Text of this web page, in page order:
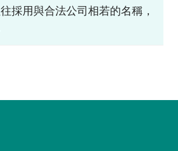
採用與合法公司相若的名稱，